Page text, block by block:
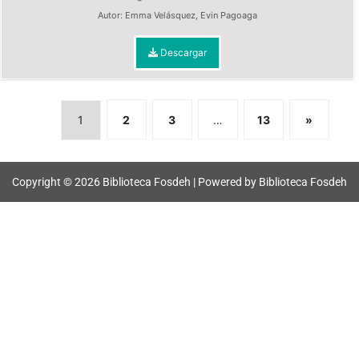
Autor: Emma Velásquez, Evin Pagoaga
Descargar
1 2 3 … 13 »
Copyright © 2026 Biblioteca Fosdeh | Powered by Biblioteca Fosdeh